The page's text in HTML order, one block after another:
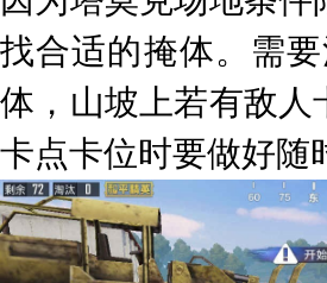
找合适的掩体。需
体，山坡上若有敌
卡点卡位时要做好随